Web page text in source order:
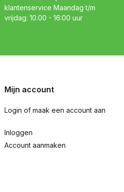
klantenservice Maandag t/m
vrijdag: 10.00 - 16:00 uur
Mijn account
Login of maak een account aan
Inloggen
Account aanmaken